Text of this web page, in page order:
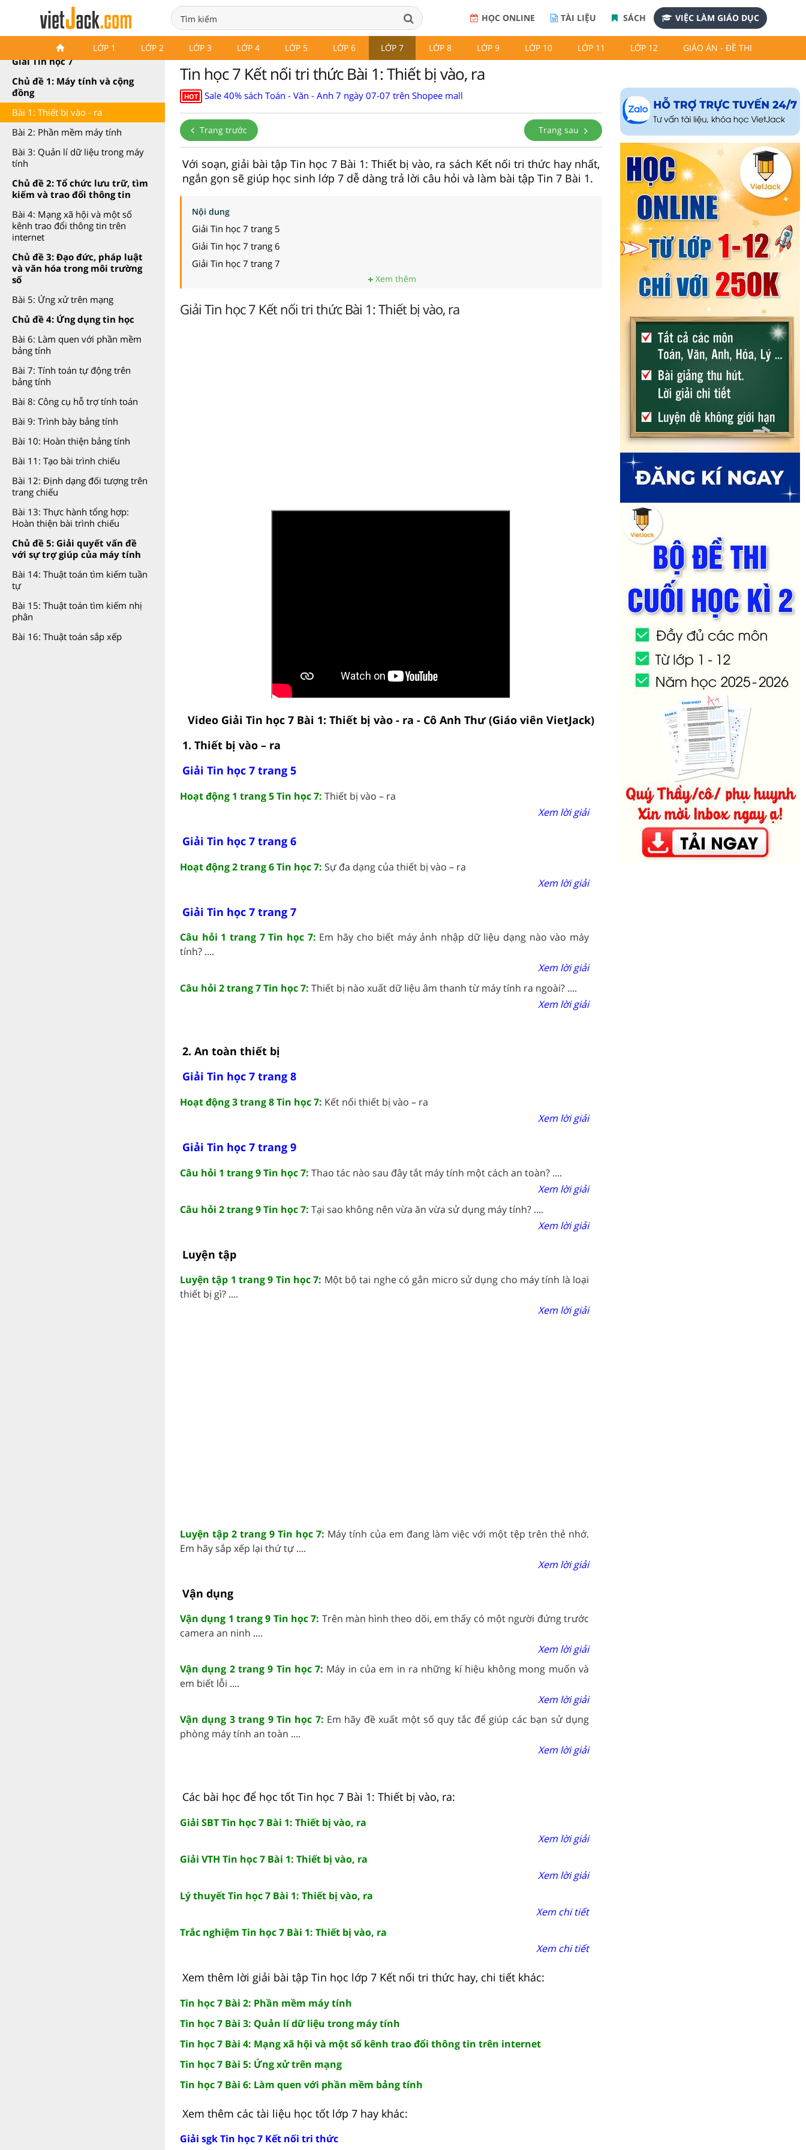
HỌC ONLINE TÀI LIỆU SÁCH VIỆC LÀM GIÁO DỤC
LỚP 1 LỚP 2 LỚP 3 LỚP 4 LỚP 5 LỚP 6 LỚP 7 LỚP 8 LỚP 9 LỚP 10 LỚP 11 LỚP 12 GIÁO ÁN - ĐỀ THI
Tin học 7 Kết nối tri thức
Giải Tin học 7
Chủ đề 1: Máy tính và cộng
đồng
Bài 1: Thiết bị vào - ra
Bài 2: Phần mềm máy tính
Bài 3: Quản lí dữ liệu trong máy
tính
Chủ đề 2: Tổ chức lưu trữ, tìm
kiếm và trao đổi thông tin
Bài 4: Mạng xã hội và một số
kênh trao đổi thông tin trên
internet
Chủ đề 3: Đạo đức, pháp luật
và văn hóa trong môi trường
số
Bài 5: Ứng xử trên mạng
Chủ đề 4: Ứng dụng tin học
Bài 6: Làm quen với phần mềm
bảng tính
Bài 7: Tính toán tự động trên
bảng tính
Bài 8: Công cụ hỗ trợ tính toán
Bài 9: Trình bày bảng tính
Bài 10: Hoàn thiện bảng tính
Bài 11: Tạo bài trình chiếu
Bài 12: Định dạng đối tượng trên
trang chiếu
Bài 13: Thực hành tổng hợp:
Hoàn thiện bài trình chiếu
Chủ đề 5: Giải quyết vấn đề
với sự trợ giúp của máy tính
Bài 14: Thuật toán tìm kiếm tuần
tự
Bài 15: Thuật toán tìm kiếm nhị
phân
Bài 16: Thuật toán sắp xếp
Tin học 7 Kết nối tri thức Bài 1: Thiết bị vào, ra
HOT Sale 40% sách Toán - Văn - Anh 7 ngày 07-07 trên Shopee mall
Trang trước Trang sau
Với soạn, giải bài tập Tin học 7 Bài 1: Thiết bị vào, ra sách Kết nối tri thức hay nhất,
ngắn gọn sẽ giúp học sinh lớp 7 dễ dàng trả lời câu hỏi và làm bài tập Tin 7 Bài 1.
Nội dung
Giải Tin học 7 trang 5
Giải Tin học 7 trang 6
Giải Tin học 7 trang 7
Xem thêm
Giải Tin học 7 Kết nối tri thức Bài 1: Thiết bị vào, ra
Video Giải Tin học 7 Bài 1: Thiết bị vào - ra - Cô Anh Thư (Giáo viên VietJack)
1. Thiết bị vào – ra
Giải Tin học 7 trang 5
Hoạt động 1 trang 5 Tin học 7: Thiết bị vào – ra
Xem lời giải
Giải Tin học 7 trang 6
Hoạt động 2 trang 6 Tin học 7: Sự đa dạng của thiết bị vào – ra
Xem lời giải
Giải Tin học 7 trang 7
Câu hỏi 1 trang 7 Tin học 7: Em hãy cho biết máy ảnh nhập dữ liệu dạng nào vào máy
tính? ....
Xem lời giải
Câu hỏi 2 trang 7 Tin học 7: Thiết bị nào xuất dữ liệu âm thanh từ máy tính ra ngoài? ....
Xem lời giải
2. An toàn thiết bị
Giải Tin học 7 trang 8
Hoạt động 3 trang 8 Tin học 7: Kết nối thiết bị vào – ra
Xem lời giải
Giải Tin học 7 trang 9
Câu hỏi 1 trang 9 Tin học 7: Thao tác nào sau đây tắt máy tính một cách an toàn? ....
Xem lời giải
Câu hỏi 2 trang 9 Tin học 7: Tại sao không nên vừa ăn vừa sử dụng máy tính? ....
Xem lời giải
Luyện tập
Luyện tập 1 trang 9 Tin học 7: Một bộ tai nghe có gắn micro sử dụng cho máy tính là loại
thiết bị gì? ....
Xem lời giải
Luyện tập 2 trang 9 Tin học 7: Máy tính của em đang làm việc với một tệp trên thẻ nhớ.
Em hãy sắp xếp lại thứ tự ....
Xem lời giải
Vận dụng
Vận dụng 1 trang 9 Tin học 7: Trên màn hình theo dõi, em thấy có một người đứng trước
camera an ninh ....
Xem lời giải
Vận dụng 2 trang 9 Tin học 7: Máy in của em in ra những kí hiệu không mong muốn và
em biết lỗi ....
Xem lời giải
Vận dụng 3 trang 9 Tin học 7: Em hãy đề xuất một số quy tắc để giúp các bạn sử dụng
phòng máy tính an toàn ....
Xem lời giải
Các bài học để học tốt Tin học 7 Bài 1: Thiết bị vào, ra:
Giải SBT Tin học 7 Bài 1: Thiết bị vào, ra
Xem lời giải
Giải VTH Tin học 7 Bài 1: Thiết bị vào, ra
Xem lời giải
Lý thuyết Tin học 7 Bài 1: Thiết bị vào, ra
Xem chi tiết
Trắc nghiệm Tin học 7 Bài 1: Thiết bị vào, ra
Xem chi tiết
Xem thêm lời giải bài tập Tin học lớp 7 Kết nối tri thức hay, chi tiết khác:
Tin học 7 Bài 2: Phần mềm máy tính
Tin học 7 Bài 3: Quản lí dữ liệu trong máy tính
Tin học 7 Bài 4: Mạng xã hội và một số kênh trao đổi thông tin trên internet
Tin học 7 Bài 5: Ứng xử trên mạng
Tin học 7 Bài 6: Làm quen với phần mềm bảng tính
Xem thêm các tài liệu học tốt lớp 7 hay khác:
Giải sgk Tin học 7 Kết nối tri thức